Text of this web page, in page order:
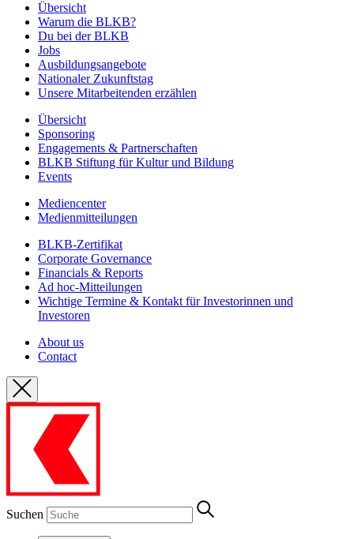
Übersicht
Warum die BLKB?
Du bei der BLKB
Jobs
Ausbildungsangebote
Nationaler Zukunftstag
Unsere Mitarbeitenden erzählen
Übersicht
Sponsoring
Engagements & Partnerschaften
BLKB Stiftung für Kultur und Bildung
Events
Mediencenter
Medienmitteilungen
BLKB-Zertifikat
Corporate Governance
Financials & Reports
Ad hoc-Mitteilungen
Wichtige Termine & Kontakt für Investorinnen und
Investoren
About us
Contact
Suchen